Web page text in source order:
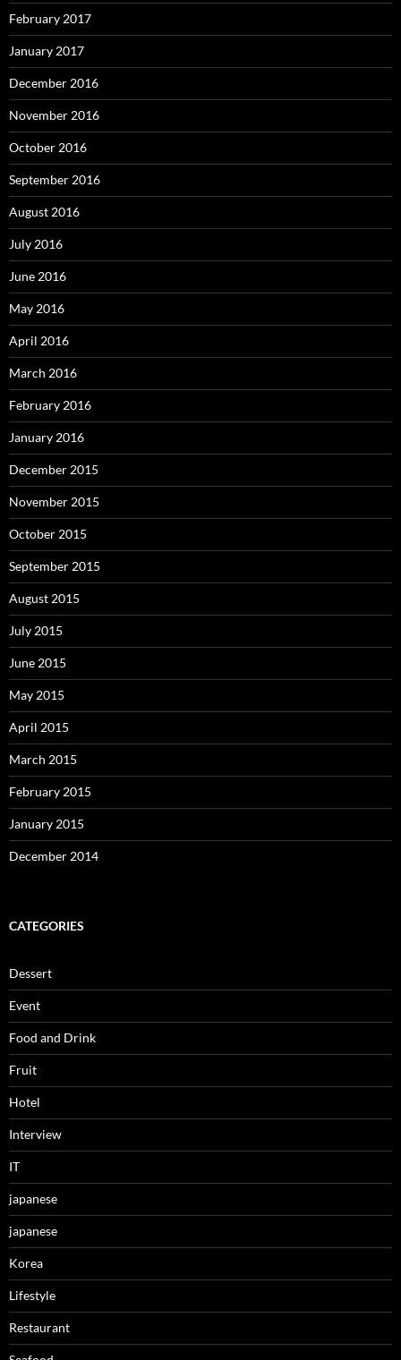
February 2017
January 2017
December 2016
November 2016
October 2016
September 2016
August 2016
July 2016
June 2016
May 2016
April 2016
March 2016
February 2016
January 2016
December 2015
November 2015
October 2015
September 2015
August 2015
July 2015
June 2015
May 2015
April 2015
March 2015
February 2015
January 2015
December 2014
CATEGORIES
Dessert
Event
Food and Drink
Fruit
Hotel
Interview
IT
japanese
japanese
Korea
Lifestyle
Restaurant